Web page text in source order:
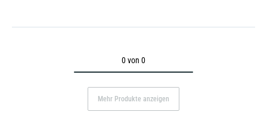
0 von 0
Mehr Produkte anzeigen